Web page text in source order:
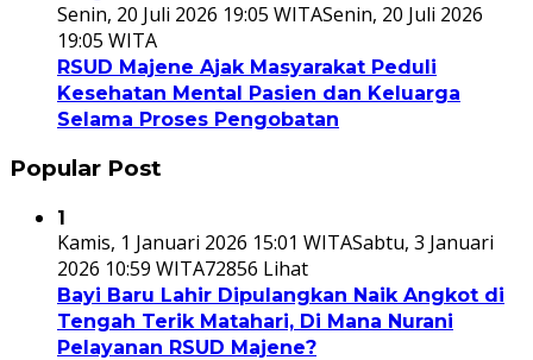
Senin, 20 Juli 2026 19:05 WITASenin, 20 Juli 2026
19:05 WITA
RSUD Majene Ajak Masyarakat Peduli
Kesehatan Mental Pasien dan Keluarga
Selama Proses Pengobatan
Popular Post
1
Kamis, 1 Januari 2026 15:01 WITASabtu, 3 Januari
2026 10:59 WITA72856 Lihat
Bayi Baru Lahir Dipulangkan Naik Angkot di
Tengah Terik Matahari, Di Mana Nurani
Pelayanan RSUD Majene?